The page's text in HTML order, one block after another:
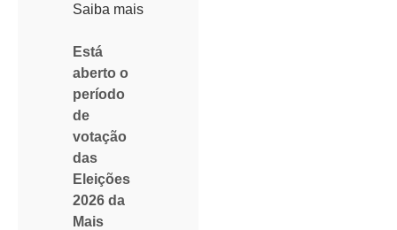
Saiba mais
Está
aberto o
período
de
votação
das
Eleições
2026 da
Mais